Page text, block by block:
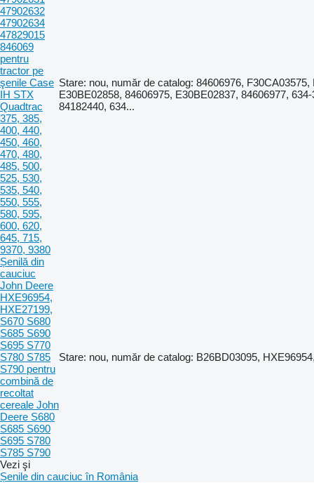
47902632
47902634
47829015
846069
pentru
tractor pe
şenile Case
IH STX
Quadtrac
375, 385,
400, 440,
450, 460,
470, 480,
485, 500,
525, 530,
535, 540,
550, 555,
580, 595,
600, 620,
645, 715,
9370, 9380
Stare: nou, număr de catalog: 84606976, F30CA03575,
E30BE02858, 84606975, E30BE02837, 84606977,
84182440, 634...
Șenilă din
cauciuc
John Deere
HXE96954,
HXE27199,
S670 S680
S685 S690
S695 S770
S780 S785
S790 pentru
combină de
recoltat
cereale John
Deere S680
S685 S690
S695 S780
S785 S790
Stare: nou, număr de catalog: B26BD03095,
Vezi şi
Șenile din cauciuc în România